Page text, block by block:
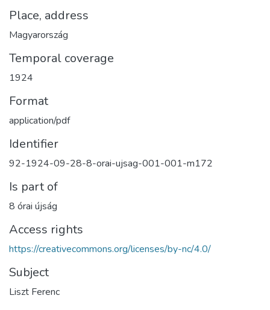
Place, address
Magyarország
Temporal coverage
1924
Format
application/pdf
Identifier
92-1924-09-28-8-orai-ujsag-001-001-m172
Is part of
8 órai újság
Access rights
https://creativecommons.org/licenses/by-nc/4.0/
Subject
Liszt Ferenc